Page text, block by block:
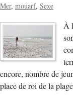
Mer mouarf Sexe
À
encore, nombre de
place de roi de la